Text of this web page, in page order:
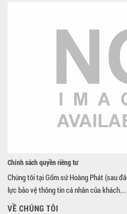
Chính sách quyền riêng tư
Chúng tôi tại Gốm sứ Hoàng Phát (sau
lực bảo vệ thông tin cá nhân của khách...
VỀ CHÚNG TÔI